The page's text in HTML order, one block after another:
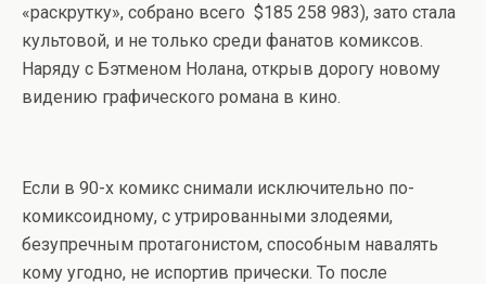
«раскрутку», собрано всего $185 258 983), зато стала
культовой, и не только среди фанатов комиксов.
Наряду с Бэтменом Нолана, открыв дорогу новому
видению графического романа в кино.
Если в 90-х комикс снимали исключительно по-
комиксоидному, с утрированными злодеями,
безупречным протагонистом, способным навалять
кому угодно, не испортив прически. То после